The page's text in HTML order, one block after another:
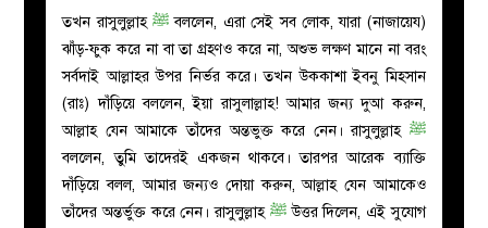
তখন রাসুলুল্লাহﷺ বললেন, এরা সেই সব লোক, যারা (নাজায়েয)
ঝাঁড়-ফুক করে না বা তা গ্রহণও করে না, অশুভ লক্ষণ মানে না বরং
সর্বদাই আল্লাহর উপর নির্ভর করে। তখন উককাশা ইবনু মিহসান
(রাঃ) দাঁড়িয়ে বললেন, ইয়া রাসুলাল্লাহ! আমার জন্য দুআ করুন,
আল্লাহ যেন আমাকে তাঁদের অন্তভুক্ত করে নেন। রাসুলুল্লাহ ﷺ
বললেন, তুমি তাদেরই একজন থাকবে। তারপর আরেক ব্যাক্তি
দাঁড়িয়ে বলল, আমার জন্যও দোয়া করুন, আল্লাহ যেন আমাকেও
তাঁদের অন্তর্ভুক্ত করে নেন। রাসুলুল্লাহ ﷺউত্তর দিলেন, এই সুযোগ